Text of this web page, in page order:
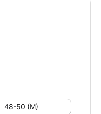
48-50 (M)